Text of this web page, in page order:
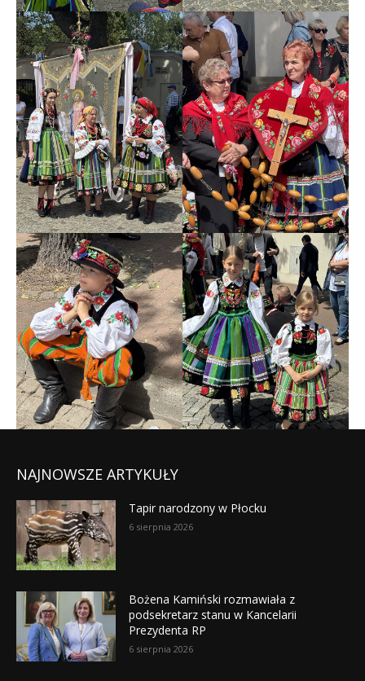
NAJNOWSZE ARTYKUŁY
Tapir narodzony w Płocku
6 sierpnia 2026
Bożena Kamiński rozmawiała z
podsekretarz stanu w Kancelarii
Prezydenta RP
6 sierpnia 2026